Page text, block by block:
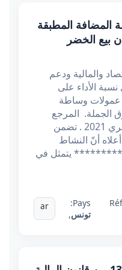
المضافة المطبقة
بيع الخضر
والمالية ودعم
الأداء على
عمولات وساطة
الجملة. المرجع
: مكتوبكم الوارد بتاريخ 17 فيفري 2021 . تضمن
أنّ النشاط
يتمثل في
Pays:
تونس,
ar